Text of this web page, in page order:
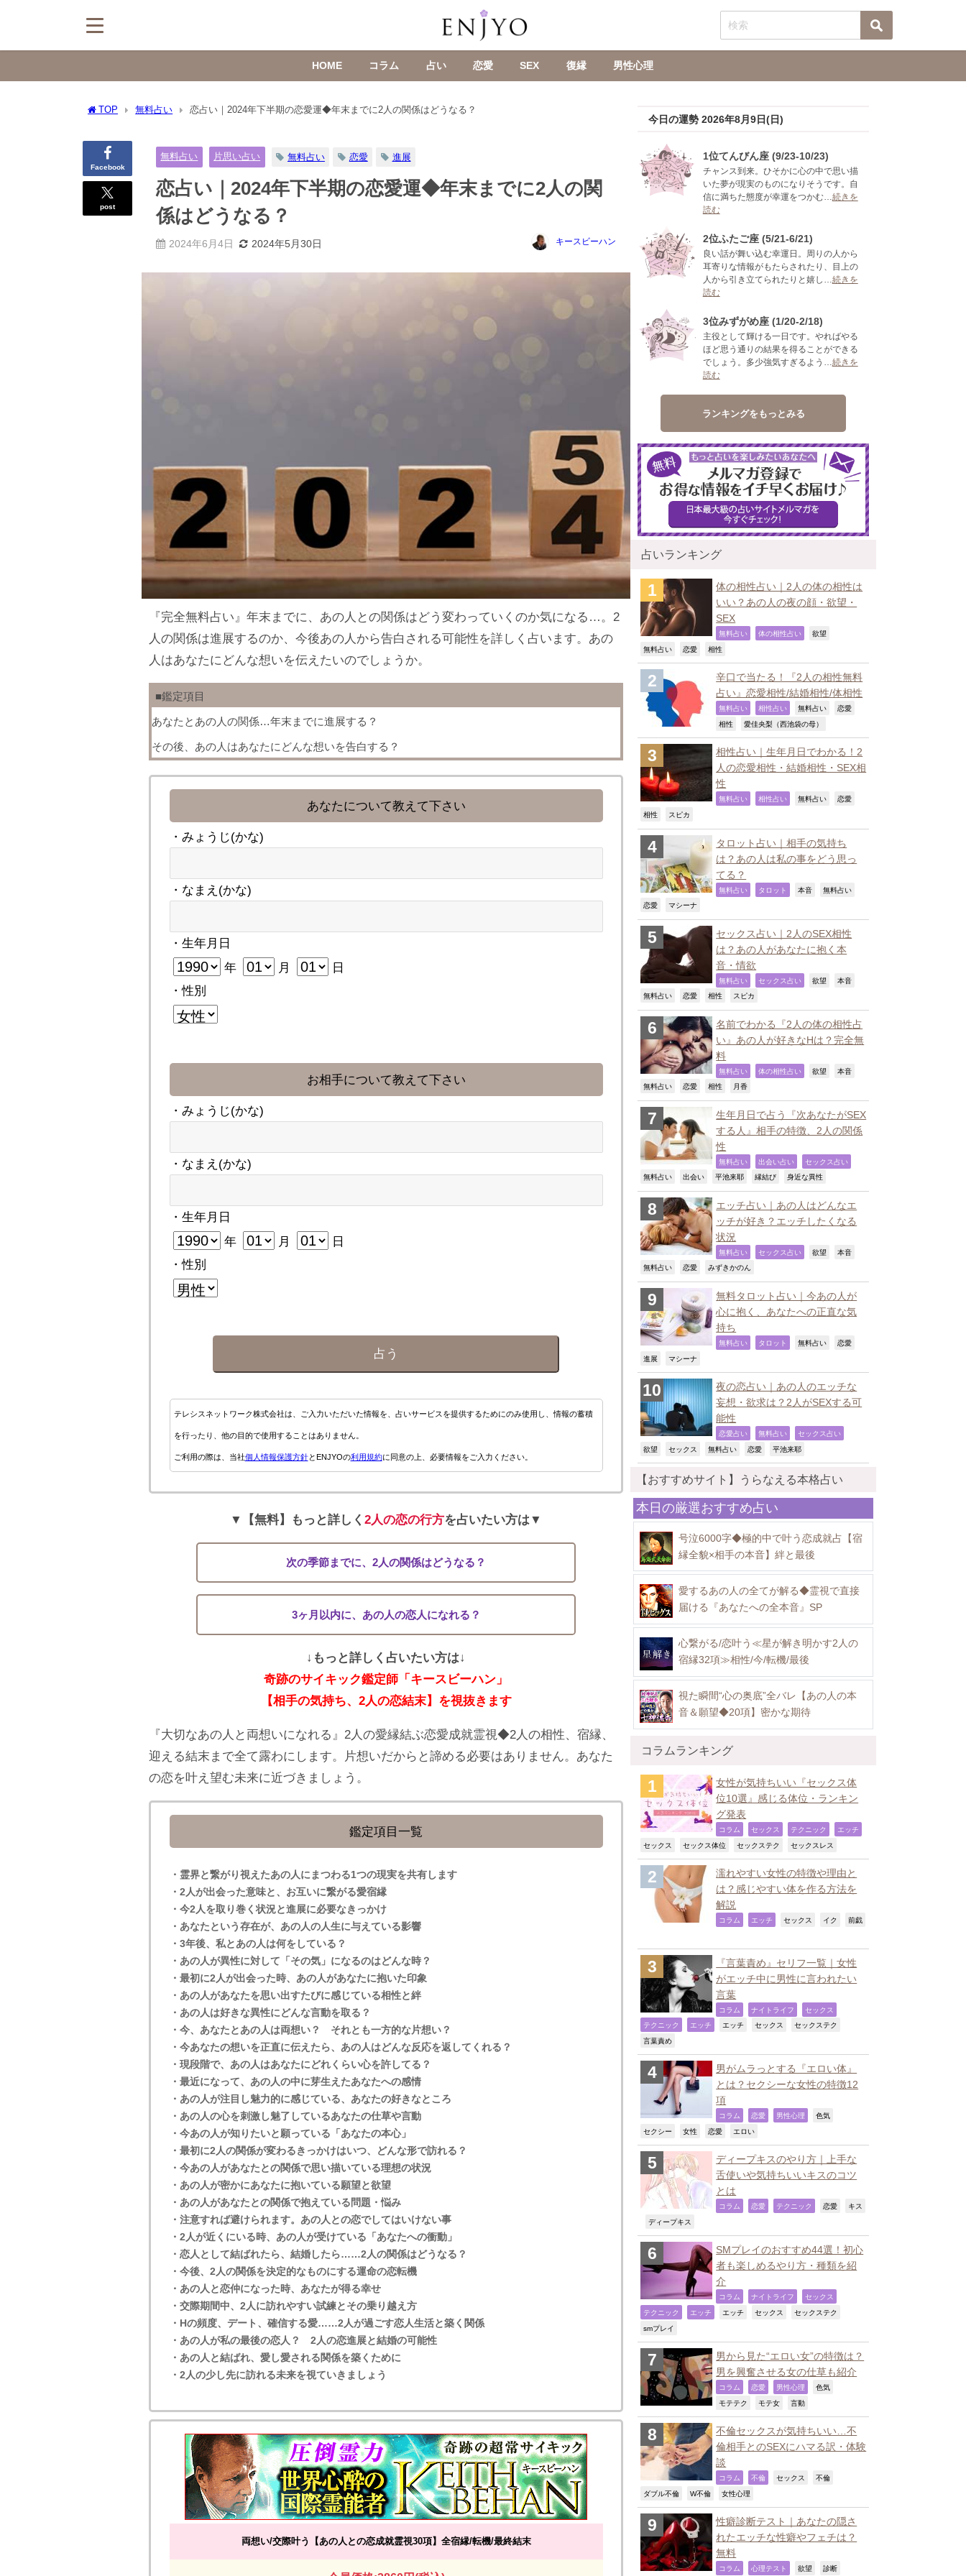
HOME コラム 占い 恋愛 SEX 復縁 男性心理
TOP 無料占い 恋占い｜2024年下半期の恋愛運◆年末までに2人の関係はどうなる？
Facebook
post
無料占い 片思い占い 無料占い 恋愛 進展
恋占い｜2024年下半期の恋愛運◆年末までに2人の関
係はどうなる？
2024年6月4日 2024年5月30日 キースビーハン
『完全無料占い』年末までに、あの人との関係はどう変わっていくのか気になる…。2
人の関係は進展するのか、今後あの人から告白される可能性を詳しく占います。あの
人はあなたにどんな想いを伝えたいのでしょうか。
■鑑定項目
あなたとあの人の関係…年末までに進展する？
その後、あの人はあなたにどんな想いを告白する？
あなたについて教えて下さい
・みょうじ(かな)
・なまえ(かな)
・生年月日
年 月
日
・性別
お相手について教えて下さい
・みょうじ(かな)
・なまえ(かな)
・生年月日
年 月
日
・性別
占う
テレシスネットワーク株式会社は、ご入力いただいた情報を、占いサービスを提供するためにのみ使用し、情報の蓄積
を行ったり、他の目的で使用することはありません。
ご利用の際は、当社個人情報保護方針とENJYOの利用規約に同意の上、必要情報をご入力ください。
▼【無料】もっと詳しく2人の恋の行方を占いたい方は▼
次の季節までに、2人の関係はどうなる？
3ヶ月以内に、あの人の恋人になれる？
↓もっと詳しく占いたい方は↓
奇跡のサイキック鑑定師「キースビーハン」
【相手の気持ち、2人の恋結末】を視抜きます
『大切なあの人と両想いになれる』2人の愛縁結ぶ恋愛成就霊視◆2人の相性、宿縁、
迎える結末まで全て露わにします。片想いだからと諦める必要はありません。あなた
の恋を叶え望む未来に近づきましょう。
鑑定項目一覧
・霊界と繋がり視えたあの人にまつわる1つの現実を共有します
・2人が出会った意味と、お互いに繋がる愛宿縁
・今2人を取り巻く状況と進展に必要なきっかけ
・あなたという存在が、あの人の人生に与えている影響
・3年後、私とあの人は何をしている？
・あの人が異性に対して「その気」になるのはどんな時？
・最初に2人が出会った時、あの人があなたに抱いた印象
・あの人があなたを思い出すたびに感じている相性と絆
・あの人は好きな異性にどんな言動を取る？
・今、あなたとあの人は両想い？ それとも一方的な片想い？
・今あなたの想いを正直に伝えたら、あの人はどんな反応を返してくれる？
・現段階で、あの人はあなたにどれくらい心を許してる？
・最近になって、あの人の中に芽生えたあなたへの感情
・あの人が注目し魅力的に感じている、あなたの好きなところ
・あの人の心を刺激し魅了しているあなたの仕草や言動
・今あの人が知りたいと願っている「あなたの本心」
・最初に2人の関係が変わるきっかけはいつ、どんな形で訪れる？
・今あの人があなたとの関係で思い描いている理想の状況
・あの人が密かにあなたに抱いている願望と欲望
・あの人があなたとの関係で抱えている問題・悩み
・注意すれば避けられます。あの人との恋でしてはいけない事
・2人が近くにいる時、あの人が受けている「あなたへの衝動」
・恋人として結ばれたら、結婚したら……2人の関係はどうなる？
・今後、2人の関係を決定的なものにする運命の恋転機
・あの人と恋仲になった時、あなたが得る幸せ
・交際期間中、2人に訪れやすい試練とその乗り越え方
・Hの頻度、デート、確信する愛……2人が過ごす恋人生活と築く関係
・あの人が私の最後の恋人？ 2人の恋進展と結婚の可能性
・あの人と結ばれ、愛し愛される関係を築くために
・2人の少し先に訪れる未来を視ていきましょう
両想い/交際叶う【あの人との恋成就霊視30項】全宿縁/転機/最終結末
今日の運勢 2026年8月9日(日)
1位てんびん座 (9/23-10/23)
チャンス到来。ひそかに心の中で思い描
いた夢が現実のものになりそうです。自
信に満ちた態度が幸運をつかむ… 続きを
読む
2位ふたご座 (5/21-6/21)
良い話が舞い込む幸運日。周りの人から
耳寄りな情報がもたらされたり、目上の
人から引き立てられたりと嬉し… 続きを
読む
3位みずがめ座 (1/20-2/18)
主役として輝ける一日です。やればやる
ほど思う通りの結果を得ることができる
でしょう。多少強気すぎるよう… 続きを
読む
ランキングをもっとみる
占いランキング
体の相性占い｜2人の体の相性は
いい？あの人の夜の顔・欲望・
SEX
無料占い 体の相性占い 欲望
無料占い 恋愛 相性
辛口で当たる！『2人の相性無料
占い』恋愛相性/結婚相性/体相性
無料占い 相性占い 無料占い 恋愛
相性 愛佳央梨（西池袋の母）
相性占い｜生年月日でわかる！2
人の恋愛相性・結婚相性・SEX相
性
無料占い 相性占い 無料占い 恋愛
相性 スピカ
タロット占い｜相手の気持ち
は？あの人は私の事をどう思っ
てる？
無料占い タロット 本音 無料占い
恋愛 マシーナ
セックス占い｜2人のSEX相性
は？あの人があなたに抱く本
音・情欲
無料占い セックス占い 欲望 本音
無料占い 恋愛 相性 スピカ
名前でわかる『2人の体の相性占
い』あの人が好きなHは？完全無
料
無料占い 体の相性占い 欲望 本音
無料占い 恋愛 相性 月香
生年月日で占う『次あなたがSEX
する人』相手の特徴、2人の関係
性
無料占い 出会い占い セックス占い
無料占い 出会い 平池来耶 縁結び 身近な異性
エッチ占い｜あの人はどんなエ
ッチが好き？エッチしたくなる
状況
無料占い セックス占い 欲望 本音
無料占い 恋愛 みずきかのん
無料タロット占い｜今あの人が
心に抱く、あなたへの正直な気
持ち
無料占い タロット 無料占い 恋愛
進展 マシーナ
夜の恋占い｜あの人のエッチな
妄想・欲求は？2人がSEXする可
能性
恋愛占い 無料占い セックス占い
欲望 セックス 無料占い 恋愛 平池来耶
【おすすめサイト】うらなえる本格占い
本日の厳選おすすめ占い
号泣6000字◆極的中で叶う恋成就占【宿
縁全貌×相手の本音】絆と最後
愛するあの人の全てが解る◆霊視で直接
届ける『あなたへの全本音』SP
心繋がる/恋叶う≪星が解き明かす2人の
宿縁32項≫相性/今/転機/最後
視た瞬間“心の奥底”全バレ【あの人の本
音＆願望◆20項】密かな期待
コラムランキング
女性が気持ちいい『セックス体
位10選』感じる体位・ランキン
グ発表
コラム セックス テクニック エッチ
セックス セックス体位 セックステク セックスレス
濡れやすい女性の特徴や理由と
は？感じやすい体を作る方法を
解説
コラム エッチ セックス イク 前戯
『言葉責め』セリフ一覧｜女性
がエッチ中に男性に言われたい
言葉
コラム ナイトライフ セックス
テクニック エッチ エッチ セックス セックステク
言葉責め
男がムラっとする『エロい体』
とは？セクシーな女性の特徴12
項
コラム 恋愛 男性心理 色気
セクシー 女性 恋愛 エロい
ディープキスのやり方｜上手な
舌使いや気持ちいいキスのコツ
とは
コラム 恋愛 テクニック 恋愛 キス
ディープキス
SMプレイのおすすめ44選！初心
者も楽しめるやり方・種類を紹
介
コラム ナイトライフ セックス
テクニック エッチ エッチ セックス セックステク
smプレイ
男から見た“エロい女”の特徴は？
男を興奮させる女の仕草も紹介
コラム 恋愛 男性心理 色気
モテテク モテ女 言動
不倫セックスが気持ちいい…不
倫相手とのSEXにハマる訳・体験
談
コラム 不倫 セックス 不倫
ダブル不倫 W不倫 女性心理
性癖診断テスト｜あなたの隠さ
れたエッチな性癖やフェチは？
無料
コラム 心理テスト 欲望 診断